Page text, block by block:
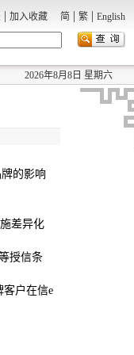
| 加入收藏 简 | 繁 | English
2026年8月8日 星期六